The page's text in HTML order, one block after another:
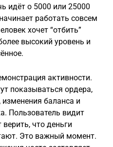
идёт о 5000 или 25000
работать совсем
хочет “отбить”
высокий уровень и
активности.
показываться ордера,
изменения баланса и
Пользователь видит
что деньги
Это важный момент.